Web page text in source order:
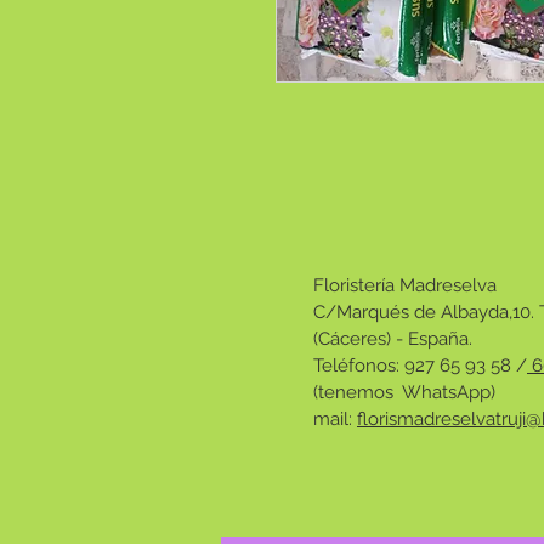
Floristería Madreselva
C/Marqués de Albayda,10.
(Cáceres) - España.
Teléfonos: 927 65 93 58 /
(tenemos WhatsApp)
mail: